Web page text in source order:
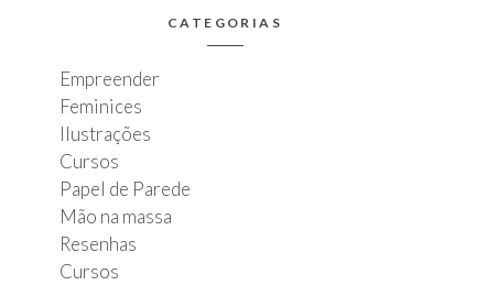
CATEGORIAS
Empreender
Feminices
Ilustrações
Cursos
Papel de Parede
Mão na massa
Resenhas
Cursos